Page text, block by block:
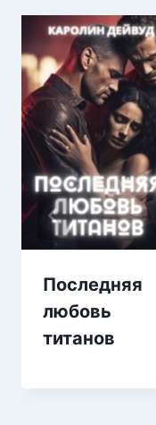
Последняя
любовь
титанов